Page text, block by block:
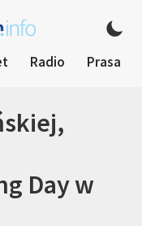
Radio Prasa
Day w